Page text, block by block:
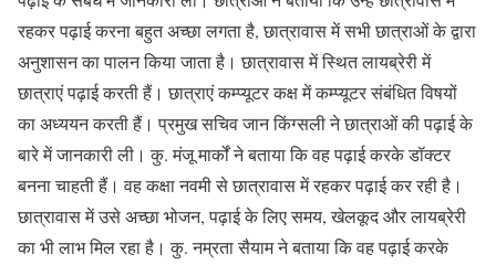
रहकर पढ़ाई करना बहुत अच्छा लगता है, छात्रावास में सभी छात्राओं के द्वारा
अनुशासन का पालन किया जाता है। छात्रावास में स्थित लायब्रेरी में
छात्राएं पढ़ाई करती हैं। छात्राएं कम्प्यूटर कक्ष में कम्प्यूटर संबंधित विषयों
का अध्ययन करती हैं। प्रमुख सचिव जान किंग्सली ने छात्राओं की पढ़ाई के
बारे में जानकारी ली। कु. मंजू मार्कों ने बताया कि वह पढ़ाई करके डॉक्टर
बनना चाहती हैं। वह कक्षा नवमी से छात्रावास में रहकर पढ़ाई कर रही है।
छात्रावास में उसे अच्छा भोजन, पढ़ाई के लिए समय, खेलकूद और लायब्रेरी
का भी लाभ मिल रहा है। कु. नम्रता सैयाम ने बताया कि वह पढ़ाई करके